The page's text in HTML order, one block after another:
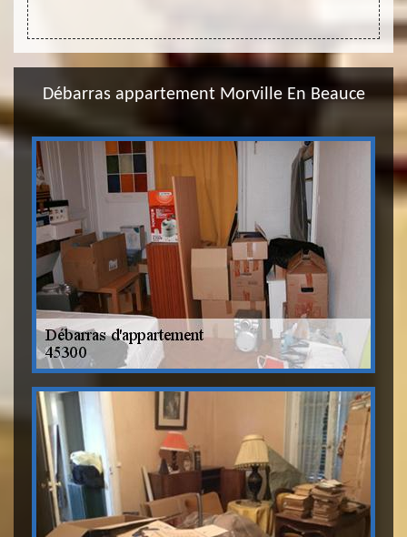
Débarras appartement Morville En Beauce